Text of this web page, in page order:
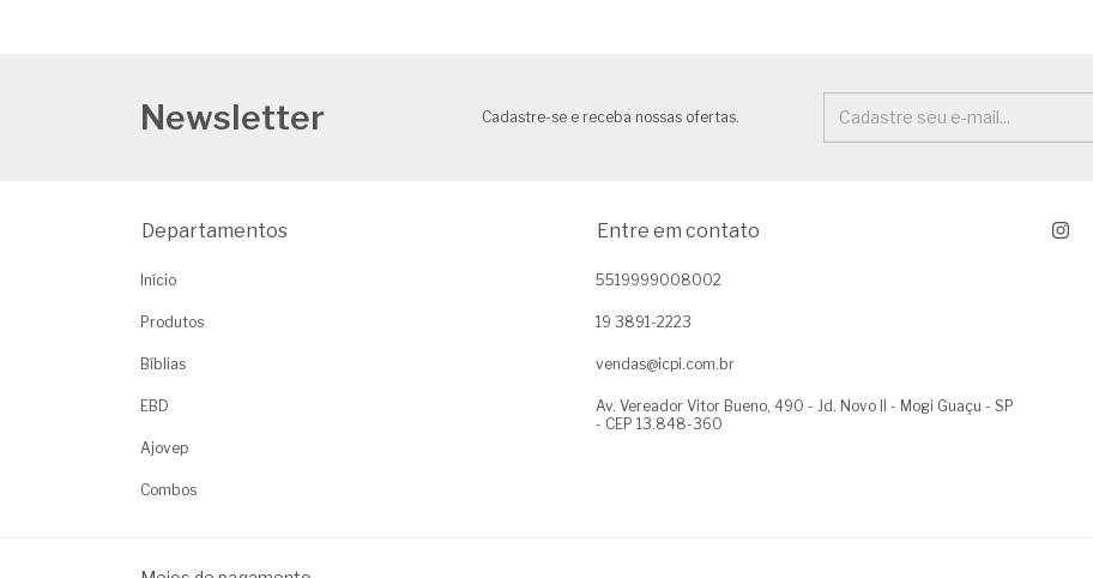
Newsletter Cadastre-se e receba nossas ofertas.
Departamentos
Início
Produtos
Bíblias
EBD
Ajovep
Combos
Entre em contato
5519999008002
19 3891-2223
vendas@icpi.com.br
Av. Vereador Vitor Bueno, 490 - Jd. Novo II - Mogi Guaçu - SP
- CEP 13.848-360